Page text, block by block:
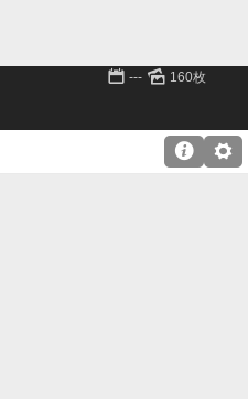
📅 --- 🌄 160枚
⚙
